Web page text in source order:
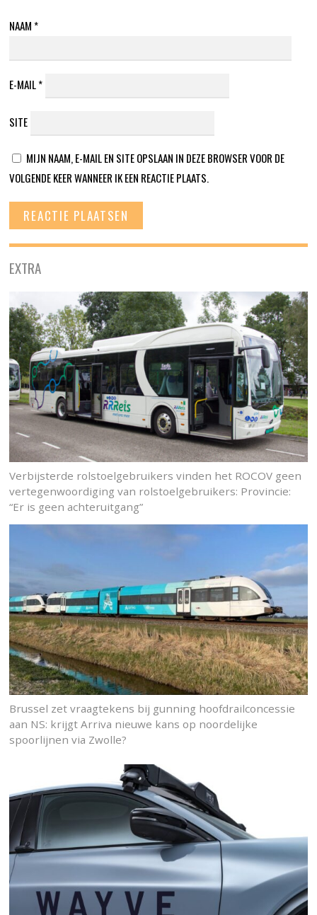
NAAM *
E-MAIL*
SITE
MIJN NAAM, E-MAIL EN SITE OPSLAAN IN DEZE BROWSER VOOR DE
VOLGENDE KEER WANNEER IK EEN REACTIE PLAATS.
EXTRA
Verbijsterde rolstoelgebruikers vinden het ROCOV geen
vertegenwoordiging van rolstoelgebruikers: Provincie:
“Er is geen achteruitgang”
Brussel zet vraagtekens bij gunning hoofdrailconcessie
aan NS: krijgt Arriva nieuwe kans op noordelijke
spoorlijnen via Zwolle?